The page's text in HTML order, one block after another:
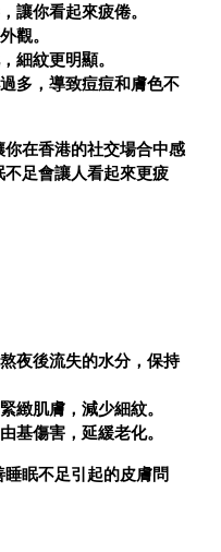
讓你看起來疲倦。
觀。
細紋更明顯。
多，導致痘痘和膚色不
在香港的社交場合中感
足會讓人看起來更疲
夜後流失的水分，保持
緻肌膚，減少細紋。
基傷害，延緩老化。
眠不足引起的皮膚問